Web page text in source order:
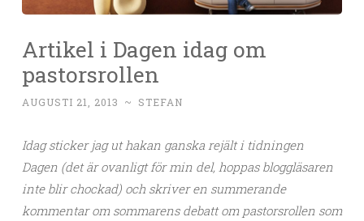
Artikel i Dagen idag om
pastorsrollen
AUGUSTI 21, 2013 ~ STEFAN
Idag sticker jag ut hakan ganska rejält i tidningen
Dagen (det är ovanligt för min del, hoppas bloggläsaren
inte blir chockad) och skriver en summerande
kommentar om sommarens debatt om pastorsrollen som